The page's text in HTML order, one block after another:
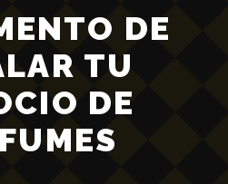
ni aceptamos TDD/TDC
DE
TU
DE